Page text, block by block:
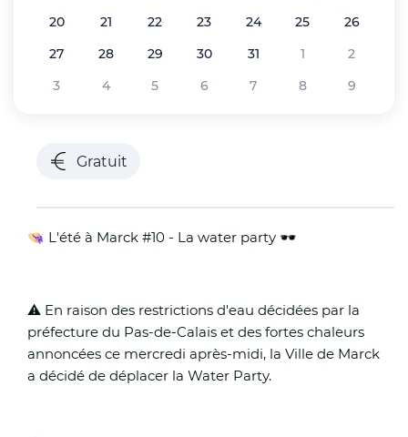
20
21 22 23 24 25
26
27
28 29 30 31 1
2
3
4 5 6 7 8 9
Gratuit
👒 L'été à Marck #10 - La water party 🕶
⚠️ En raison des restrictions d'eau décidées par la
préfecture du Pas-de-Calais et des fortes chaleurs
annoncées ce mercredi après-midi, la Ville de Marck
a décidé de déplacer la Water Party.